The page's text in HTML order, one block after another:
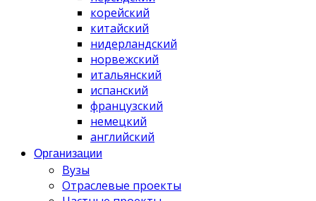
корейский
китайский
нидерландский
норвежский
итальянский
испанский
французский
немецкий
английский
Организации
Вузы
Отраслевые проекты